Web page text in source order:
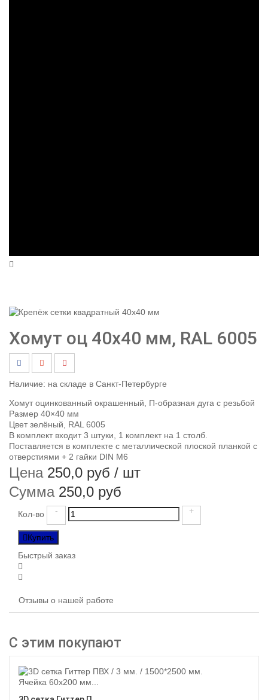
Хомут оц 40х40 мм, RAL 6005
Наличие: на складе в Санкт-Петербурге
Хомут оцинкованный окрашенный, П-образная дуга с резьбой
Размер 40×40 мм
Цвет зелёный, RAL 6005
В комплект входит 3 штуки, 1 комплект на 1 столб.
Поставляется в комплекте с металлической плоской планкой с
отверстиями + 2 гайки DIN М6
Цена 250,0 руб / шт
Сумма 250,0 руб
Кол-во - +
Купить
Быстрый заказ
Отзывы о нашей работе
С этим покупают
Ячейка 60х200 мм...